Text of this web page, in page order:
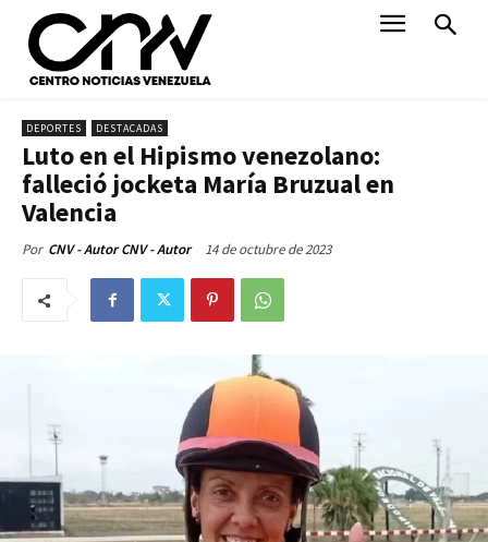
DEPORTES DESTACADAS
Luto en el Hipismo venezolano:
falleció jocketa María Bruzual en
Valencia
Por CNV - Autor CNV - Autor 14 de octubre de 2023